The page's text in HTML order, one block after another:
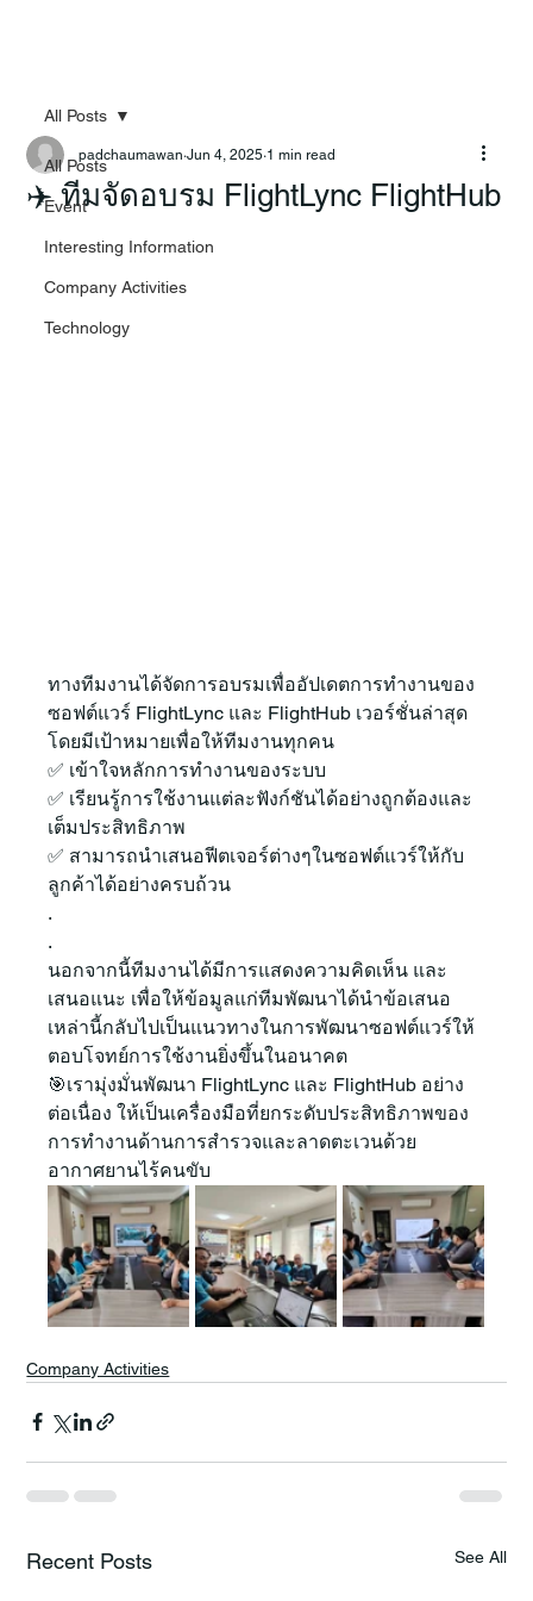
All Posts
Event
Interesting Information
Company Activities
Technology
All Posts
✈️ ทีมจัดอบรม FlightLync FlightHub
padchaumawan Jun 4, 2025 1 min read
ทางทีมงานได้จัดการอบรมเพื่ออัปเดตการทำงานของ
ซอฟต์แวร์ FlightLync และ FlightHub เวอร์ชั่นล่าสุด
โดยมีเป้าหมายเพื่อให้ทีมงานทุกคน
✅ เข้าใจหลักการทำงานของระบบ
✅ เรียนรู้การใช้งานแต่ละฟังก์ชันได้อย่างถูกต้องและ
เต็มประสิทธิภาพ
✅ สามารถนำเสนอฟีตเจอร์ต่างๆในซอฟต์แวร์ให้กับ
ลูกค้าได้อย่างครบถ้วน
.
.
นอกจากนี้ทีมงานได้มีการแสดงความคิดเห็น และ
เสนอแนะ เพื่อให้ข้อมูลแก่ทีมพัฒนาได้นำข้อเสนอ
เหล่านี้กลับไปเป็นแนวทางในการพัฒนาซอฟต์แวร์ให้
ตอบโจทย์การใช้งานยิ่งขึ้นในอนาคต
🎯เรามุ่งมั่นพัฒนา FlightLync และ FlightHub อย่าง
ต่อเนื่อง ให้เป็นเครื่องมือที่ยกระดับประสิทธิภาพของ
การทำงานด้านการสำรวจและลาดตะเวนด้วย
อากาศยานไร้คนขับ
Company Activities
Recent Posts See All